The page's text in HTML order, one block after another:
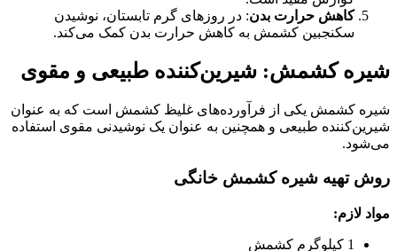
کاهش حرارت بدن: در روزهای گرم تابستان، نوشیدن
سکنجبین کشمش به کاهش حرارت بدن کمک می‌کند.
شیره کشمش: شیرین‌کننده طبیعی و مقوی
شیره کشمش یکی از فرآورده‌های غلیظ کشمش است که به عنوان
شیرین‌کننده طبیعی و همچنین به عنوان یک نوشیدنی مقوی استفاده
می‌شود.
روش تهیه شیره کشمش خانگی
مواد لازم:
1 کیلوگرم کشمش